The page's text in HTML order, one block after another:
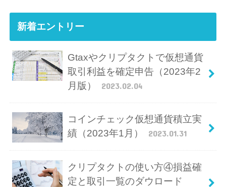
新着エントリー
Gtaxやクリプタクトで仮想通貨
取引利益を確定申告（2023年2
月版）
2023.02.04
コインチェック仮想通貨積立実
績（2023年1月）
2023.01.31
クリプタクトの使い方④損益確
定と取引一覧のダウロード